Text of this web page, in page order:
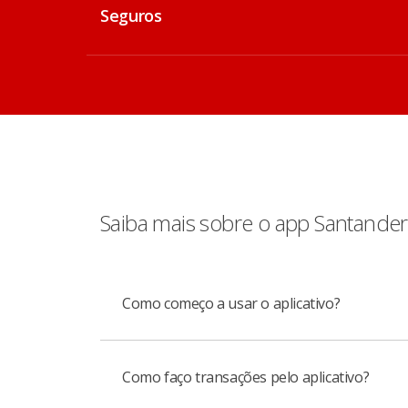
Seguros
Saiba mais sobre o app Santander
Como começo a usar o aplicativo?
Você precisa baixar o aplicativo Santander,
Como faço transações pelo aplicativo?